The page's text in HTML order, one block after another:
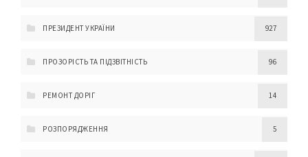
ПРЕЗИДЕНТ УКРАЇНИ 927
ПРОЗОРІСТЬ ТА ПІДЗВІТНІСТЬ 96
РЕМОНТ ДОРІГ 14
РОЗПОРЯДЖЕННЯ 5